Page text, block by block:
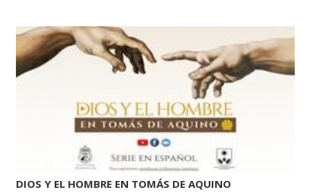
DIOS Y EL HOMBRE EN TOMÁS DE AQUINO